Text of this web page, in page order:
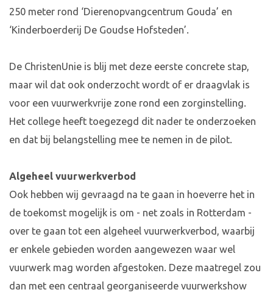
250 meter rond ‘Dierenopvangcentrum Gouda’ en
‘Kinderboerderij De Goudse Hofsteden’.
De ChristenUnie is blij met deze eerste concrete stap,
maar wil dat ook onderzocht wordt of er draagvlak is
voor een vuurwerkvrije zone rond een zorginstelling.
Het college heeft toegezegd dit nader te onderzoeken
en dat bij belangstelling mee te nemen in de pilot.
Algeheel vuurwerkverbod
Ook hebben wij gevraagd na te gaan in hoeverre het in
de toekomst mogelijk is om - net zoals in Rotterdam -
over te gaan tot een algeheel vuurwerkverbod, waarbij
er enkele gebieden worden aangewezen waar wel
vuurwerk mag worden afgestoken. Deze maatregel zou
dan met een centraal georganiseerde vuurwerkshow